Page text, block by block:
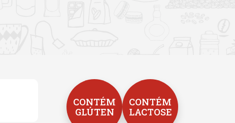
CONTÉM
GLÚTEN
CONTÉM
LACTOSE